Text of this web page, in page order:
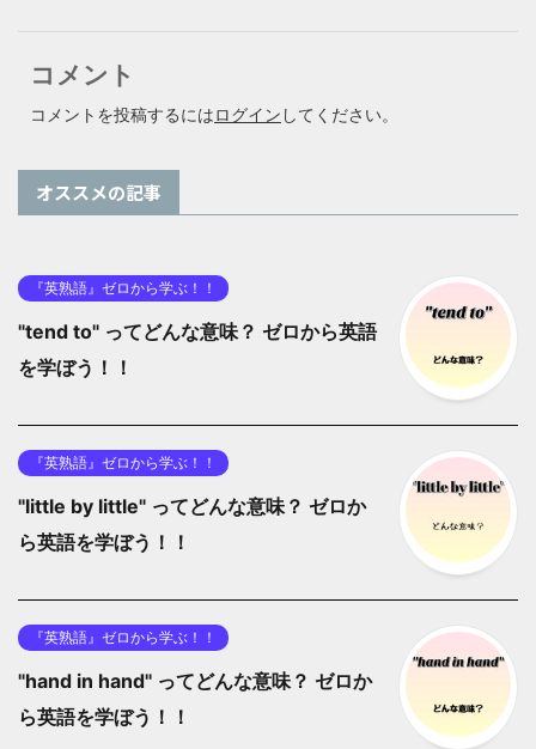
コメント
コメントを投稿するにはログイン してください。
オススメの記事
『英熟語』ゼロから学ぶ！！
"tend to" ってどんな意味？ ゼロから英語
を学ぼう！！
『英熟語』ゼロから学ぶ！！
"little by little" ってどんな意味？ ゼロか
ら英語を学ぼう！！
『英熟語』ゼロから学ぶ！！
"hand in hand" ってどんな意味？ ゼロか
ら英語を学ぼう！！